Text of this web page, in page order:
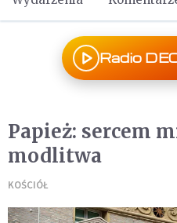
Radio
Papież: sercem
modlitwa
KOŚCIÓŁ